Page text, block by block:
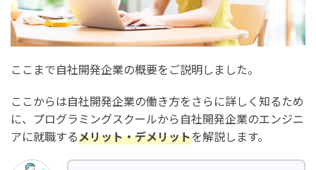
ここまで自社開発企業の概要をご説明しました。
ここからは自社開発企業の働き方をさらに詳しく知るため
に、プログラミングスクールから自社開発企業のエンジニ
アに就職するメリット・デメリットを解説します。